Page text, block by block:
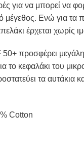
για να μπορεί να
μέγεθος. Ενώ για τα
έρχεται χωρίς
50+ προσφέρει
το κεφαλάκι του
τα αυτάκια
Cotton